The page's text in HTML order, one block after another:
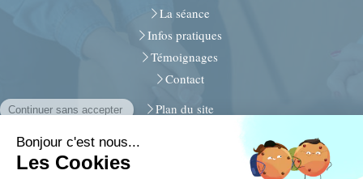
La séance
Infos pratiques
Témoignages
Contact
Plan du site